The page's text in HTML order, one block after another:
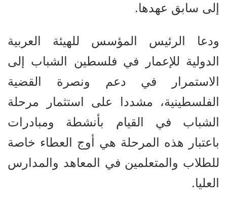
إلى سابق عهدها.
ودعا الرئيس المؤسس للهيئة العربية
الدولية للإعمار في فلسطين الشباب إلى
الاستمرار في دعم ونصرة القضية
الفلسطينية، مشددا على استثمار مرحلة
الشباب في القيام بأنشطة ومبادرات
باعتبار هذه المرحلة هي أوج العطاء خاصة
للطلاب والمتعلمين في المعاهد والمدارس
العليا.